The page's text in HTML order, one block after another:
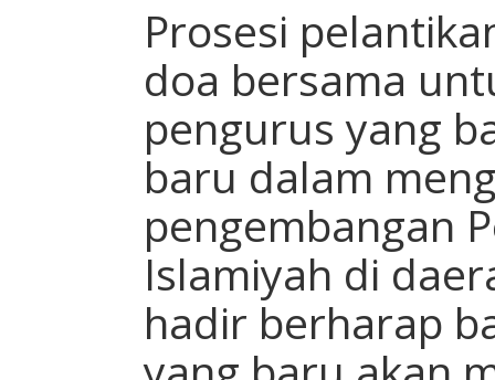
Prosesi
doa bersama
pengurus yang
baru dalam
pengembangan
Islamiyah di
hadir berharap